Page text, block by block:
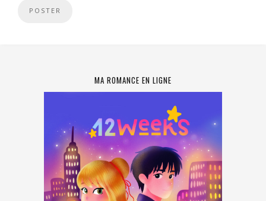
MA ROMANCE EN LIGNE